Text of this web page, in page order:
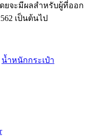
ยจะมีผลสำหรับผู้ที่ออก
เป็นต้นไป
น้ำหนักกระเป๋า